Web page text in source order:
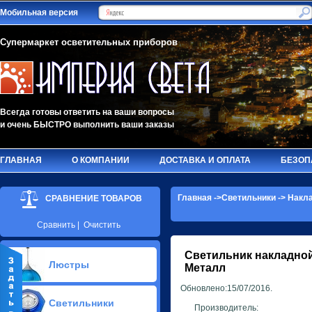
Мобильная версия
Супермаркет осветительных приборов
Всегда готовы ответить на ваши вопросы
и очень БЫСТРО выполнить ваши заказы
ГЛАВНАЯ О КОМПАНИИ ДОСТАВКА И ОПЛАТА
Главная ->Светильники ->
Светильник
Металл
Обновлено:15/07/2016.
Производитель:
СРАВНЕНИЕ ТОВАРОВ
Сравнить Очистить
Люстры
Припотолочные люстры(584)
Потолочные люстры Led(91)
Светильники